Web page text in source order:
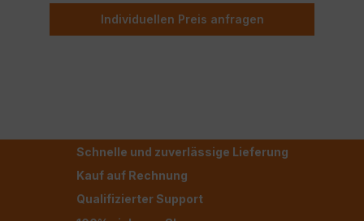
Individuellen Preis anfragen
Schnelle und zuverlässige Lieferung
Kauf auf Rechnung
Qualifizierter Support